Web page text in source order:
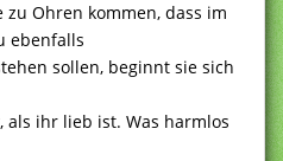
Ohren kommen, dass im
ebenfalls
sollen, beginnt sie sich
als ihr lieb ist. Was harmlos